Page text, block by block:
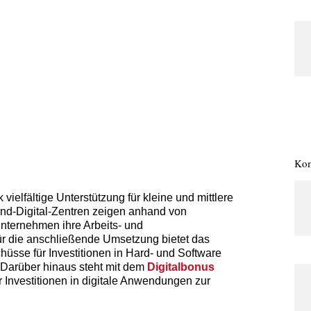
Unterstützung für kleine und mittlere
Digital-Zentren zeigen anhand von
ihre Arbeits- und
die anschließende Umsetzung bietet das
für Investitionen in Hard- und Software
hinaus steht mit dem Digitalbonus
in digitale Anwendungen zur